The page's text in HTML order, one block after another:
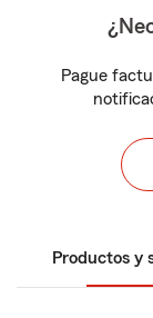
Pague
Productos y